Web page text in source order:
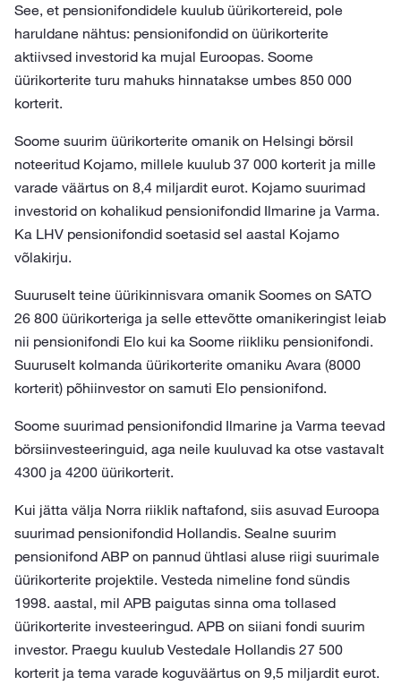
See, et pensionifondidele kuulub üürikortereid, pole
haruldane nähtus: pensionifondid on üürikorterite
aktiivsed investorid ka mujal Euroopas. Soome
üürikorterite turu mahuks hinnatakse umbes 850 000
korterit.
Soome suurim üürikorterite omanik on Helsingi börsil
noteeritud Kojamo, millele kuulub 37 000 korterit ja mille
varade väärtus on 8,4 miljardit eurot. Kojamo suurimad
investorid on kohalikud pensionifondid Ilmarine ja Varma.
Ka LHV pensionifondid soetasid sel aastal Kojamo
võlakirju.
Suuruselt teine üürikinnisvara omanik Soomes on SATO
26 800 üürikorteriga ja selle ettevõtte omanikeringist leiab
nii pensionifondi Elo kui ka Soome riikliku pensionifondi.
Suuruselt kolmanda üürikorterite omaniku Avara (8000
korterit) põhiinvestor on samuti Elo pensionifond.
Soome suurimad pensionifondid Ilmarine ja Varma teevad
börsiinvesteeringuid, aga neile kuuluvad ka otse vastavalt
4300 ja 4200 üürikorterit.
Kui jätta välja Norra riiklik naftafond, siis asuvad Euroopa
suurimad pensionifondid Hollandis. Sealne suurim
pensionifond ABP on pannud ühtlasi aluse riigi suurimale
üürikorterite projektile. Vesteda nimeline fond sündis
1998. aastal, mil APB paigutas sinna oma tollased
üürikorterite investeeringud. APB on siiani fondi suurim
investor. Praegu kuulub Vestedale Hollandis 27 500
korterit ja tema varade koguväärtus on 9,5 miljardit eurot.